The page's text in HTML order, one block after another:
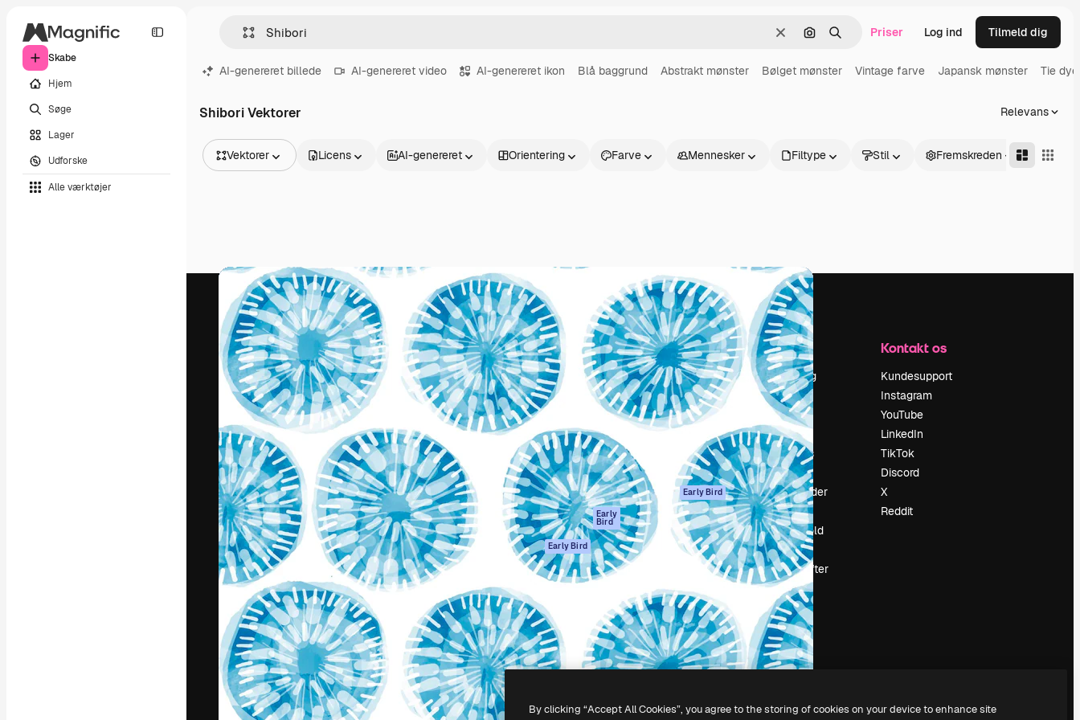
Skabe
Hjem
Søge
Lager
Udforske
Alle værktøjer
Klar Søg efter billede
Søge Priser Log ind Tilmeld dig
AI-genereret billede AI-genereret video AI-genereret ikon Blå baggrund Abstrakt mønster Bølget mønster Vintage farve Japansk mønster Tie dye
Shibori Vektorer Relevans
Vektorer
Videoer
Optagelser
Motion graphics
Videoskabeloner
Ikoner
3D modeller
Skrifttyper
Licens AI-genereret Orientering Farve Mennesker Filtype Stil Fremskreden
Den kreative platform til at skabe dit bedste
arbejde. Over 1 million abonnenter – fra
kreative og virksomheder til bureauer og
studier.
Dansk
Produkter
Spaces
AI-assistent
AI-billedgenerator
AI-videogenerator
AI-
stemmegenerator
Stockindhold
MCP til
Claude/ChatGPT
Early
Bird
Agenter Early Bird
API
Mobilapp
Alle Magnific
værktøjer
Kom godt i
gang
Academy
Dokumentation
Vilkår for brug
Privatlivspolitik
Originaler Early Bird
Cookies politik
Tillidscenter
Partnere
Firma
Prissætning
Om os
Reviews
Karriere
Søgetrends
Blog
Begivenheder
Slidesgo
Sælg indhold
Presserum
Leder du efter
magnific.ai
Kontakt os
Kundesupport
Instagram
YouTube
LinkedIn
TikTok
Discord
X
Reddit
Copyright © 2010-2026 Freepik Company S.L.U.Alle rettigheder forbeholdes.
By clicking “Accept All Cookies”, you agree to the storing of cookies on your device to enhance site